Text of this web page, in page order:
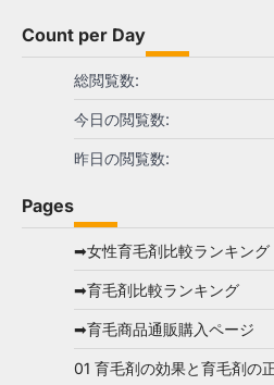
Count per Day
総閲覧数:
今日の閲覧数:
昨日の閲覧数:
Pages
➡女性育毛剤比較ランキング
➡育毛剤比較ランキング
➡育毛商品通販購入ページ
01 育毛剤の効果と育毛剤の